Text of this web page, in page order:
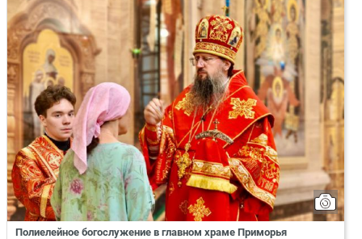
Полиелейное богослужение в главном храме Приморья